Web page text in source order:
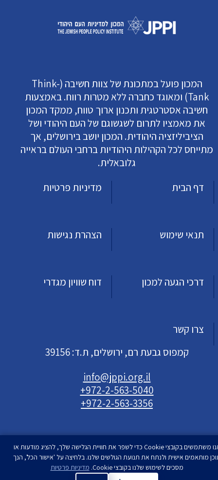
המכון פועל במתכונת של צוות חשיבה (Think-
Tank) ומאוגד כחברה ללא מטרות רווח. באמצעות
חשיבה אסטרטגית ותכנון ארוך טווח, ממקד המכון
את מאמציו לתרום לשגשוגם של העם היהודי ושל
הציביליזציה היהודית. המכון יושב בירושלים, אך
מתייחס לכל הקהילות היהודיות ברחבי העולם בראייה
גלובאלית.
דף הבית
מדיניות פרטיות
תנאי שימוש הצהרת נגישות
דרכי הגעה למכון דוח שוויון מגדרי
צרו קשר
קמפוס גבעת רם, ירושלים, ת.ד: 39156
info@jppi.org.il
+972-2-563-5040
+972-2-563-3356
עיצוב ופיתוחסטודיו רימון| המכון למדיניות העם
אנו משתמשים בקובצי Cookie כדי לשפר את חוויית הגלישה שלך, להציג מודעות או
מותאמים אישית ולנתח את תנועת הגולשים שלנו. בלחיצה על 'אישור הכל', הנך
מסכים לשימוש שלנו בקובצי Cookie.
מדיניות פרטיות